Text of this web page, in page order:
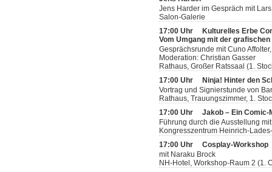
Jens Harder im Gespräch mit
Salon-Galerie
17:00 Uhr
Kulturelles Erbe
Vom Umgang mit der
Gesprächsrunde mit Cuno
Moderation: Christian Gasser
Rathaus, Großer Ratssaal (1.
17:00 Uhr
Ninja! Hinter den
Vortrag und Signierstunde von
Rathaus, Trauungszimmer, 1.
17:00 Uhr Jakob – Ein Comic-
Führung durch die Ausstellung
Kongresszentrum Heinrich-
17:00 Uhr Cosplay-Workshop
mit Naraku Brock
NH-Hotel, Workshop-Raum 2 (1.